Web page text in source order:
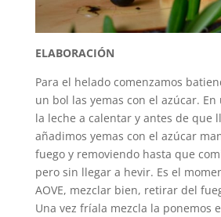
ELABORACIÓN
Para el helado comenzamos
un bol las yemas con el azúcar. En
la leche a calentar y antes de que
añadimos yemas con el azúcar
fuego y removiendo hasta que
pero sin llegar a hevir. Es el
AOVE, mezclar bien, retirar del
Una vez fríala mezcla la ponemos